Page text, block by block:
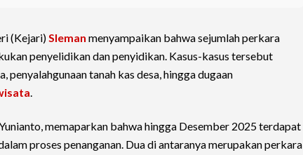
(Kejari)Sleman menyampaikan bahwa sejumlah perkara
penyelidikan dan penyidikan. Kasus-kasus tersebut
penyalahgunaan tanah kas desa, hingga dugaan
.
memaparkan bahwa hingga Desember 2025 terdapat
proses penanganan. Dua di antaranya merupakan perkara